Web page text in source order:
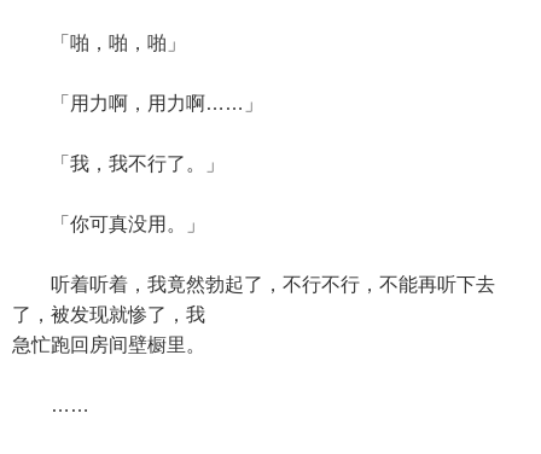
「啪，啪，啪」
「用力啊，用力啊……」
「我，我不行了。」
「你可真没用。」
听着听着，我竟然勃起了，不行不行，不能再听下去
了，被发现就惨了，我
急忙跑回房间壁橱里。
……